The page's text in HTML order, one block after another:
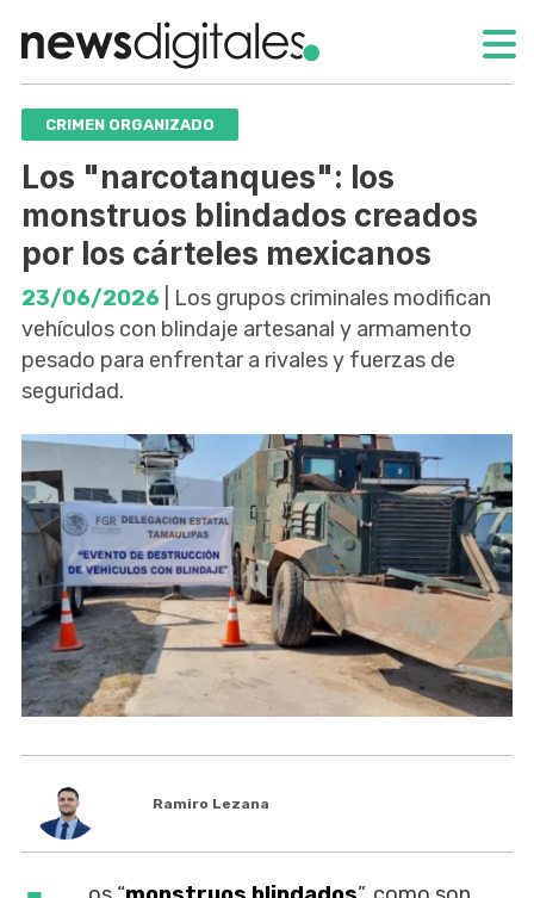
CRIMEN ORGANIZADO
Los "narcotanques": los
monstruos blindados creados
por los cárteles mexicanos
23/06/2026 | Los grupos criminales modifican
vehículos con blindaje artesanal y armamento
pesado para enfrentar a rivales y fuerzas de
seguridad.
Ramiro Lezana